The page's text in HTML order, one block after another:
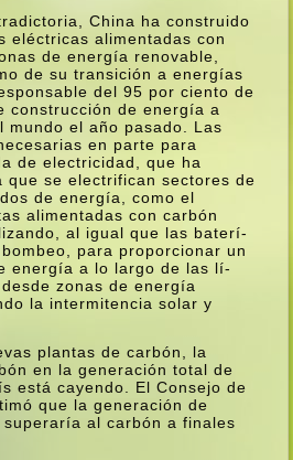
China ha construido
eléctricas alimentadas con
de energí­a renovable,
de su transición a energí­as
del 95 por ciento de
construcción de energí­a a
mundo el año pasado. Las
en parte para
de electricidad, que ha
que se electrifican sectores de
de energí­a, como el
alimentadas con carbón
al igual que las baterí­
para proporcionar un
energí­a a lo largo de las lí­
zonas de energí­a
la intermitencia solar y
plantas de carbón, la
en la generación total de
está cayendo. El Consejo de
que la generación de
al carbón a finales